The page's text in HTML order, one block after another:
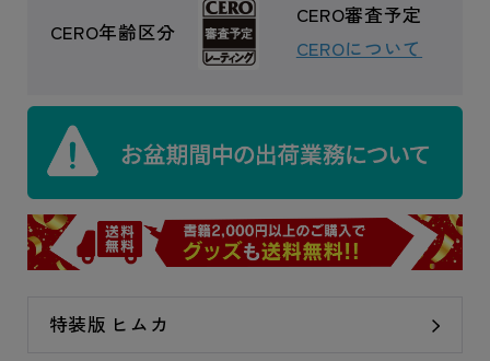
CERO年齢区分
CERO審査予定
CEROについて
特装版 ヒムカ